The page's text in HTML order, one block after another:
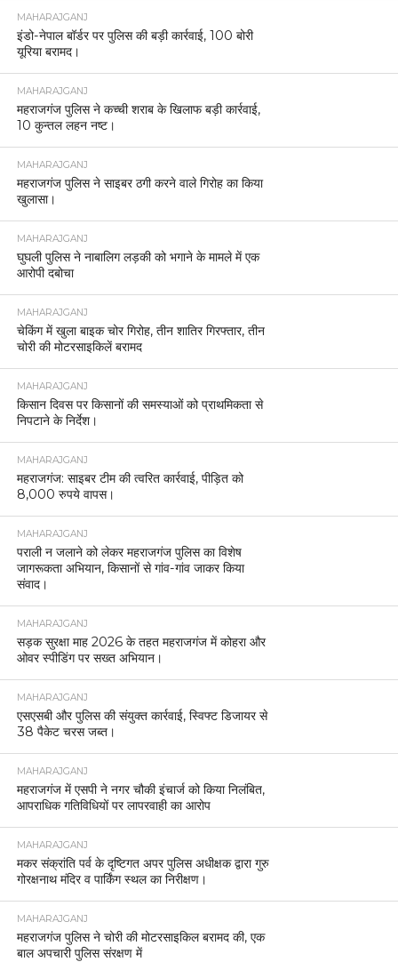
MAHARAJGANJ
इंडो-नेपाल बॉर्डर पर पुलिस की बड़ी कार्रवाई, 100 बोरी
यूरिया बरामद।
MAHARAJGANJ
महराजगंज पुलिस ने कच्ची शराब के खिलाफ बड़ी कार्रवाई,
10 कुन्तल लहन नष्ट।
MAHARAJGANJ
महराजगंज पुलिस ने साइबर ठगी करने वाले गिरोह का किया
खुलासा।
MAHARAJGANJ
घुघली पुलिस ने नाबालिग लड़की को भगाने के मामले में एक
आरोपी दबोचा
MAHARAJGANJ
चेकिंग में खुला बाइक चोर गिरोह, तीन शातिर गिरफ्तार, तीन
चोरी की मोटरसाइकिलें बरामद
MAHARAJGANJ
किसान दिवस पर किसानों की समस्याओं को प्राथमिकता से
निपटाने के निर्देश।
MAHARAJGANJ
महराजगंज: साइबर टीम की त्वरित कार्रवाई, पीड़ित को
8,000 रुपये वापस।
MAHARAJGANJ
पराली न जलाने को लेकर महराजगंज पुलिस का विशेष
जागरूकता अभियान, किसानों से गांव-गांव जाकर किया
संवाद।
MAHARAJGANJ
सड़क सुरक्षा माह 2026 के तहत महराजगंज में कोहरा और
ओवर स्पीडिंग पर सख्त अभियान।
MAHARAJGANJ
एसएसबी और पुलिस की संयुक्त कार्रवाई, स्विफ्ट डिजायर से
38 पैकेट चरस जब्त।
MAHARAJGANJ
महराजगंज में एसपी ने नगर चौकी इंचार्ज को किया निलंबित,
आपराधिक गतिविधियों पर लापरवाही का आरोप
MAHARAJGANJ
मकर संक्रांति पर्व के दृष्टिगत अपर पुलिस अधीक्षक द्वारा गुरु
गोरक्षनाथ मंदिर व पार्किंग स्थल का निरीक्षण।
MAHARAJGANJ
महराजगंज पुलिस ने चोरी की मोटरसाइकिल बरामद की, एक
बाल अपचारी पुलिस संरक्षण में